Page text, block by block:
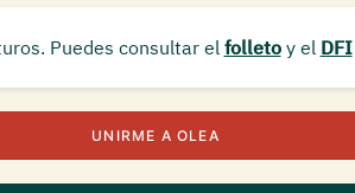
Puedes consultar el folleto y el DFI
UNIRME A OLEA